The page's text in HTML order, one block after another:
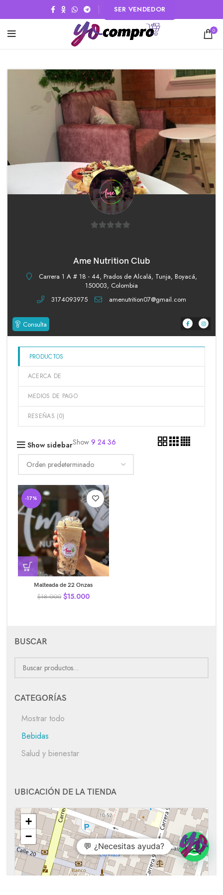
SER VENDEDOR
0
5
Ame Nutrition Club
Carrera 1 A # 18 - 44, Prados de Alcalá, Tunja, Boyacá,
150003, Colombia
3174093975
amenutrition07@gmail.com
Consulta
PRODUCTOS
ACERCA DE
MEDIOS DE PAGO
RESEÑAS (0)
Show sidebarShow 9 24 36
-17%
Malteada de 22 Onzas
$18.000 $15.000
BUSCAR
CATEGORÍAS
Mostrar todo
Bebidas
Salud y bienestar
UBICACIÓN DE LA TIENDA
+
−
💬 ¿Necesitas ayuda?